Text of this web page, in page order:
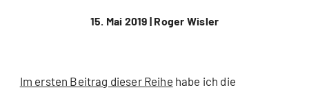
15. Mai 2019 | Roger Wisler
Im ersten Beitrag dieser Reihe habe ich die